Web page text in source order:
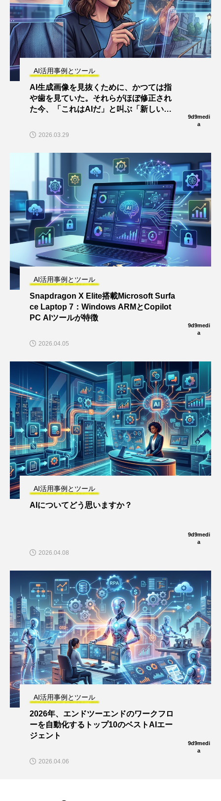
AI活用事例とツール
AI生成画像を見抜くために、かつては指
や歯を見ていた。それらがほぼ修正され
た今、「これはAIだ」と叫ぶ「新しい」
9d9medi
a
2026.03.29
AI活用事例とツール
Snapdragon X Elite搭載Microsoft Surfa
ce Laptop 7：Windows ARMとCopilot
PC AIツールが特徴
9d9medi
a
2026.04.05
AI活用事例とツール
AIについてどう思いますか？
9d9medi
a
2026.04.08
AI活用事例とツール
2026年、エンドツーエンドのワークフロ
ーを自動化するトップ10のベストAIエー
ジェント
9d9medi
a
2026.04.06